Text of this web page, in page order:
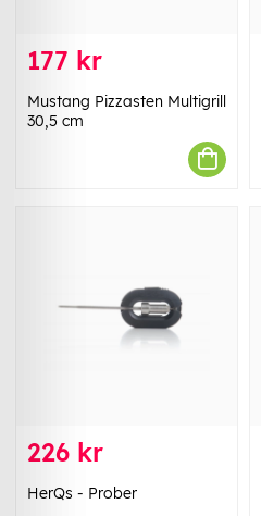
177 kr
Mustang Pizzasten Multigrill
30,5 cm
226 kr
HerQs - Prober